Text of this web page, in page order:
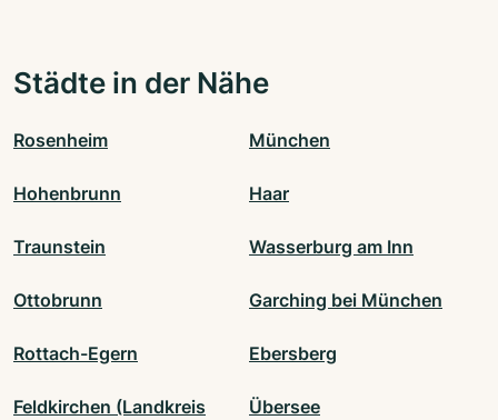
Städte in der Nähe
Rosenheim München
Hohenbrunn Haar
Traunstein Wasserburg am Inn
Ottobrunn Garching bei München
Rottach-Egern Ebersberg
Feldkirchen (Landkreis
Übersee